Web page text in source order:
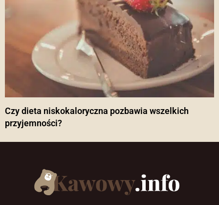
Czy dieta niskokaloryczna pozbawia wszelkich
przyjemności?